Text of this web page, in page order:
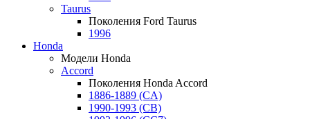
Taurus
Поколения Ford Taurus
1996
Honda
Модели Honda
Accord
Поколения Honda Accord
1886-1889 (CA)
1990-1993 (CB)